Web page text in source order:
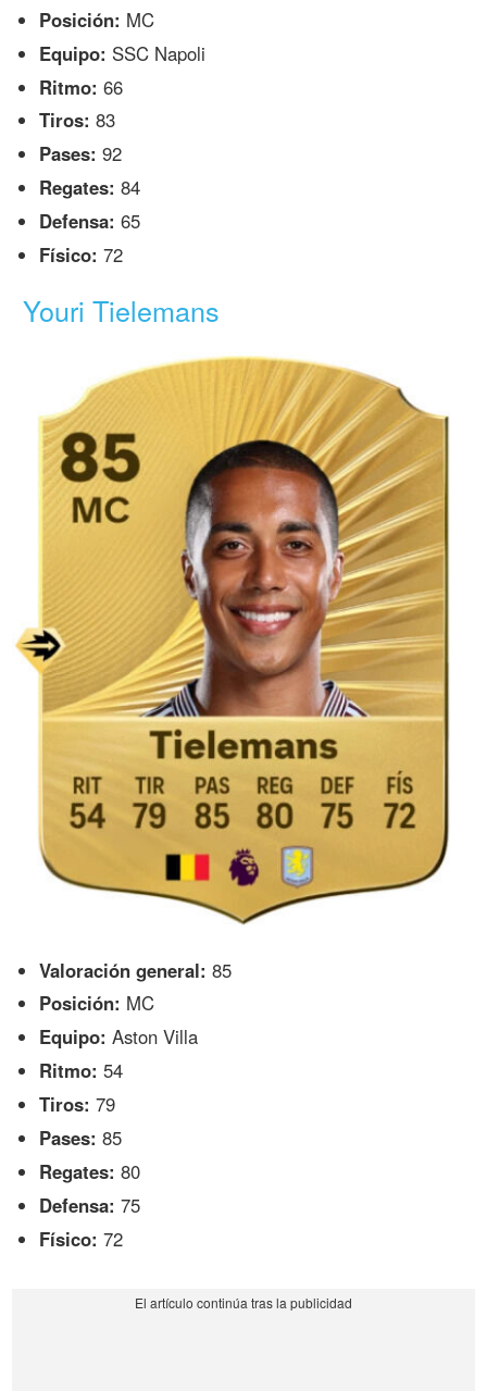
Posición: MC
Equipo: SSC Napoli
Ritmo: 66
Tiros: 83
Pases: 92
Regates: 84
Defensa: 65
Físico: 72
Youri Tielemans
Valoración general: 85
Posición: MC
Equipo: Aston Villa
Ritmo: 54
Tiros: 79
Pases: 85
Regates: 80
Defensa: 75
Físico: 72